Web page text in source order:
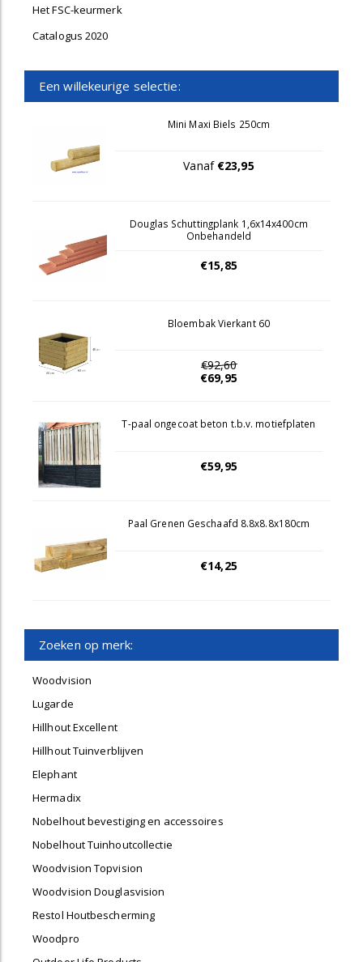
Het FSC-keurmerk
Catalogus 2020
Een willekeurige selectie:
Mini Maxi Biels 250cm
Vanaf €23,95
Douglas Schuttingplank 1,6x14x400cm
Onbehandeld
€15,85
Bloembak Vierkant 60
€92,60
€69,95
T-paal ongecoat beton t.b.v. motiefplaten
€59,95
Paal Grenen Geschaafd 8.8x8.8x180cm
€14,25
Zoeken op merk:
Woodvision
Lugarde
Hillhout Excellent
Hillhout Tuinverblijven
Elephant
Hermadix
Nobelhout bevestiging en accessoires
Nobelhout Tuinhoutcollectie
Woodvision Topvision
Woodvision Douglasvision
Restol Houtbescherming
Woodpro